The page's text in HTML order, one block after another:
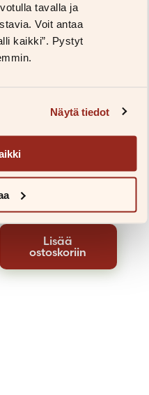
tavalla ja
Voit antaa
kaikki”. Pystyt
Näytä tiedot
Tiina Konttila
Irene ja setelisieppo
Lisää
ostoskoriin